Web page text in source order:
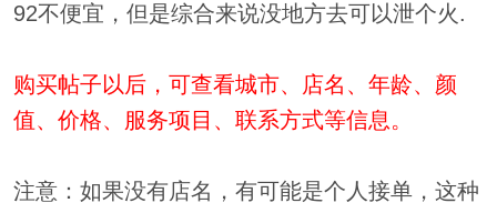
92不便宜，但是综合来说没地方去可以泄个火.
购买帖子以后，可查看城市、店名、年龄、颜
值、价格、服务项目、联系方式等信息。
注意：如果没有店名，有可能是个人接单，这种